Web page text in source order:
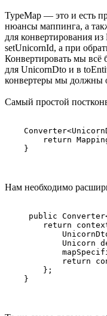
TypeMap — это и есть
нюансы маппинга, а
для конвертирования
setUnicornId, а при
Конвертировать мы всё
для UnicornDto и в
конвертеры мы должны
Самый простой
return
    }
Нам необходимо
public
return
Unicorn
return
        };
    }